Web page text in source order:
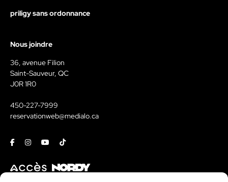
priligy sans ordonnance
Nous joindre
36, avenue Filion
Saint-Sauveur, QC
J0R 1R0
450-227-7999
reservationweb@medialo.ca
FacebookInstagramYoutubeTiktok